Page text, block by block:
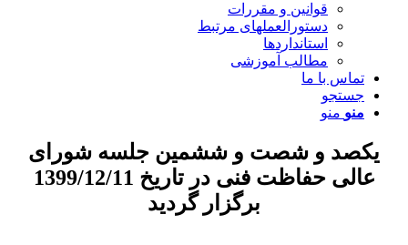
قوانین و مقررات
دستورالعملهای مرتبط
استانداردها
مطالب آموزشی
تماس با ما
جستجو
منو منو
یکصد و شصت و ششمین جلسه شورای
عالی حفاظت فنی در تاریخ 1399/12/11
برگزار گردید